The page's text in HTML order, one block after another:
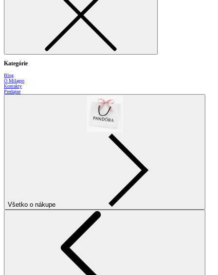
Kategórie
Blog
O Milagro
Kontakty
Predajne
Všetko o nákupe